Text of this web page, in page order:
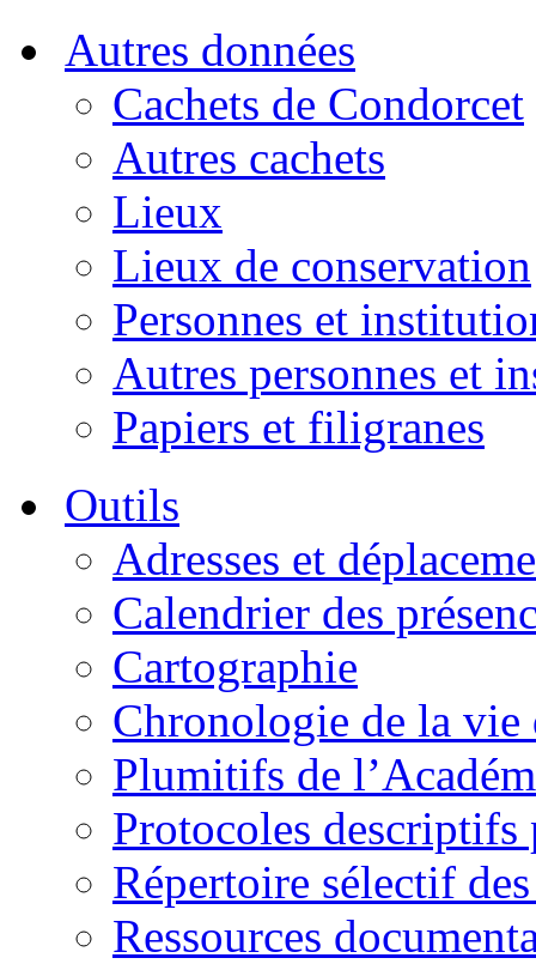
Autres données
Cachets de Condorcet
Autres cachets
Lieux
Lieux de conservation
Personnes et
Autres personnes et
Papiers et filigranes
Outils
Adresses et
Calendrier des
Cartographie
Chronologie de la vie
Plumitifs de
Protocoles descriptifs
Répertoire sélectif
Ressources